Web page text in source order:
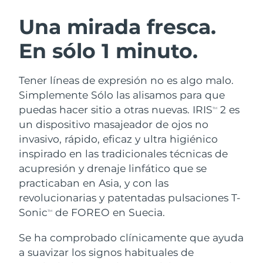
Una mirada fresca.
En sólo 1 minuto.
Tener líneas de expresión no es algo malo.
Simplemente Sólo las alisamos para que
puedas hacer sitio a otras nuevas. IRISTM
2 es
un dispositivo masajeador de ojos no
invasivo, rápido, eficaz y ultra higiénico
inspirado en las tradicionales técnicas de
acupresión y drenaje linfático que se
practicaban en Asia, y con las
revolucionarias y patentadas pulsaciones T-
SonicTM de FOREO en Suecia.
Se ha comprobado clínicamente que ayuda
a suavizar los signos habituales de
LUNA™ 4 pack
Anti-aging massage
LUNA™ 4 Plus
Massage, LED heating
LUNA™ 4 Men
BEAR™ 2 pack
Microcurrent toning
BEAR™ 2 go
Microcurrent toning on-the-go
BEAR™ 2 eyes & lips
Hidratación
UFO™ 3 pack
Deep facial hydration
UFO™ 3 LED
Near-infrared and red light therapy
device
Cuidado bucal
issa™ 4
Hybrid silicone sonic toothbrush
Smart hybrid silicone sonic toothbrush
TRATAMIENTO ANTIEDAD FAQ™
Antiedad Tratamientos LED
NEW
Austria Entrega prevista
Baréin Entrega prevista
Bélgica
Bermudas Entrega prevista8/15/26
Bosnia y Herzegovina Entrega prevista
Brunéi Entrega prevista8/14/26
Bulgaria Entrega prevista
Canadá Entrega prevista
Chile Entrega prevista8/13/26